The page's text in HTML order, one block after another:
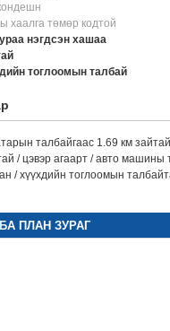
хаалга төмөр кодтой
нэгдсэн хашаа
тоглоомын талбай
талбайгаас 1.69 км
/ цэвэр агаарт / авто машины
/ хүүхдийн тоглоомын
ПЛАН ЗУРАГ